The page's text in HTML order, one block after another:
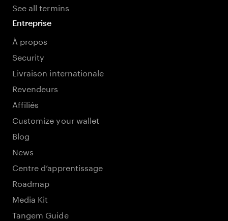
See all termins
Entreprise
À propos
Security
Livraison internationale
Revendeurs
Affiliés
Customize your wallet
Blog
News
Centre d’apprentissage
Roadmap
Media Kit
Tangem Guide